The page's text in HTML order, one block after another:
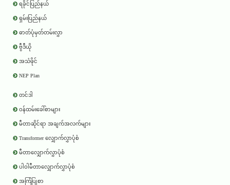
ရခိုင်ပြည်နယ်
ရှမ်းပြည်နယ်
ဓာတ်ပုံမှတ်တမ်းလွှာ
ဗွီဒီယို
အသံဖိုင်
NEP Plan
တင်ဒါ
ဝန်ထမ်းခေါ်စာများ
မီတာဆိုင်ရာ အချက်အလက်များ
Transformer လျှောက်လွှာပုံစံ
မီတာလျှောက်လွှာပုံစံ
ပါဝါမီတာလျှောက်လွှာပုံစံ
အကြံပြုစာ